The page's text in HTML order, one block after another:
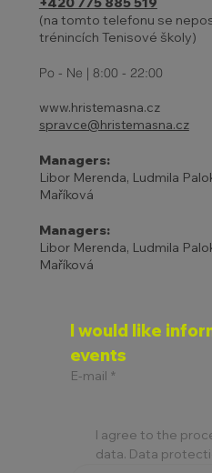
(na tomto telefonu se
trénincích Tenisové školy)
Po - Ne | 8:00 - 22:00
www.hristemasna.cz
spravce@hristemasna.cz
Managers:
Libor Merenda, Ludmila
Maříková
Managers:
Libor Merenda, Ludmila
Maříková
I would like
events
E-mail *
I agree to the
data. Data